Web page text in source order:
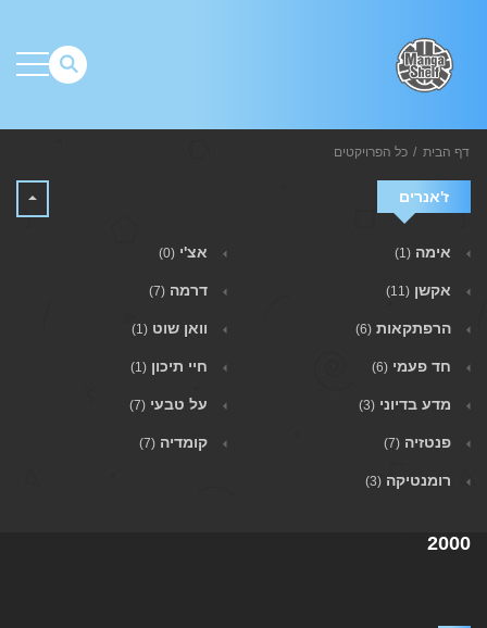
דף הבית כל הפרויקטים
ז'אנרים
אימה (1) אצ'י (0)
אקשן (11) דרמה (7)
הרפתקאות (6) וואן שוט (1)
חד פעמי (6) חיי תיכון (1)
מדע בדיוני (3) על טבעי (7)
פנטזיה (7) קומדיה (7)
רומנטיקה (3)
2000